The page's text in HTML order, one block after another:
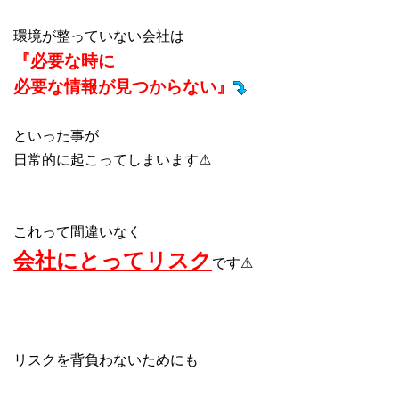
環境が整っていない会社は
『必要な時に
必要な情報が見つからない』
といった事が
日常的に起こってしまいます⚠
これって間違いなく
会社にとってリスク です⚠
リスクを背負わないためにも